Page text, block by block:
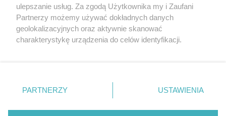
© 2026 Grupa ZPR Media
ulepszanie usług. Za zgodą Użytkownika my i Zaufani
Partnerzy możemy używać dokładnych danych
geolokalizacyjnych oraz aktywnie skanować
charakterystykę urządzenia do celów identyfikacji.
zmienić/wycofać klikając przycisk ustawień prywatności
znajdujący się w lewym dolnym rogu strony
rodzaje przetwarzania danych nie wymagają zgody
PARTNERZY USTAWIENIA